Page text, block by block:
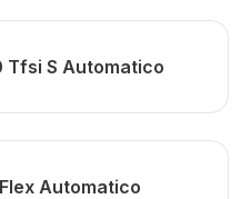
Tfsi S Automatico
Automatico